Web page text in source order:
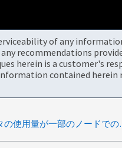
of any
recommendations
herein is a customer's
contained herein
StorageGRID